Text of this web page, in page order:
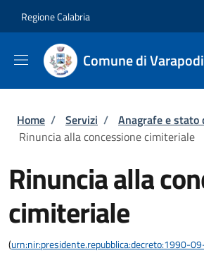
Regione Calabria
Comune di
Briciole di pane
Home / Servizi / Anagrafe e stato
Rinuncia alla concessione cimiteriale
Rinuncia alla
cimiteriale
(urn:nir:presidente.repubblica:decreto:1990-